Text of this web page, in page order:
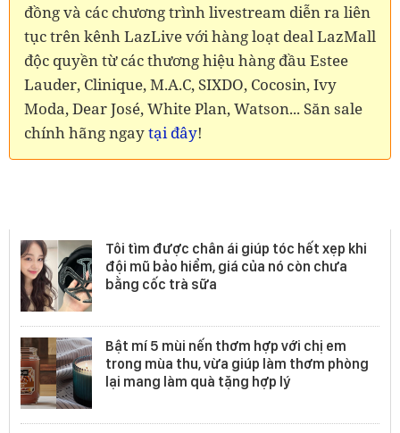
đồng và các chương trình livestream diễn ra liên
tục trên kênh LazLive với hàng loạt deal LazMall
độc quyền từ các thương hiệu hàng đầu Estee
Lauder, Clinique, M.A.C, SIXDO, Cocosin, Ivy
Moda, Dear José, White Plan, Watson... Săn sale
chính hãng ngaytại đây!
Tôi tìm được chân ái giúp tóc hết xẹp khi
đội mũ bảo hiểm, giá của nó còn chưa
bằng cốc trà sữa
Bật mí 5 mùi nến thơm hợp với chị em
trong mùa thu, vừa giúp làm thơm phòng
lại mang làm quà tặng hợp lý